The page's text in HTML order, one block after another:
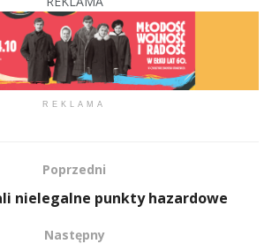
REKLAMA
Poprzedni
nielegalne punkty hazardowe
Następny